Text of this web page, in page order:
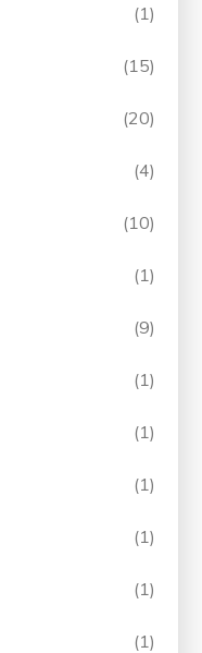
(1)
(15)
(20)
(4)
(10)
(1)
(9)
(1)
(1)
(1)
(1)
(1)
(1)